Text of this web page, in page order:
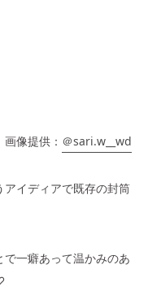
画像提供： ＠sari.w__wd
アイディアで既存の封筒
一癖あって温かみのあ